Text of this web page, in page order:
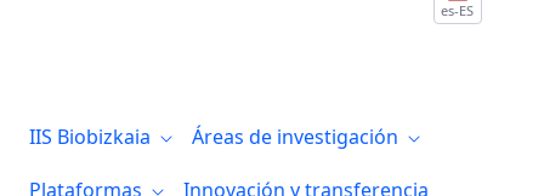
es-ES
IIS Biobizkaia
Áreas de investigación
Plataformas
Innovación y transferencia